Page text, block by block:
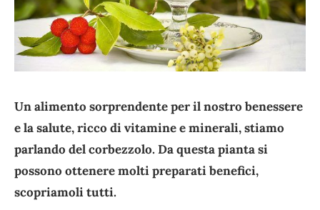
Un alimento sorprendente per il nostro benessere
e la salute, ricco di vitamine e minerali, stiamo
parlando del corbezzolo. Da questa pianta si
possono ottenere molti preparati benefici,
scopriamoli tutti.